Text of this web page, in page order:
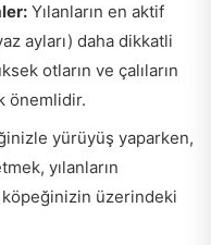
Yılanların en aktif
ayları) daha dikkatli
otların ve çalıların
önemlidir.
yürüyüş yaparken,
yılanların
köpeğinizin üzerindeki